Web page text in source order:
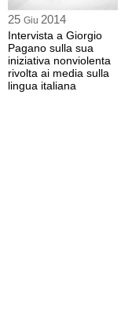
25 Giu 2014
Intervista a Giorgio
Pagano sulla sua
iniziativa nonviolenta
rivolta ai media sulla
lingua italiana